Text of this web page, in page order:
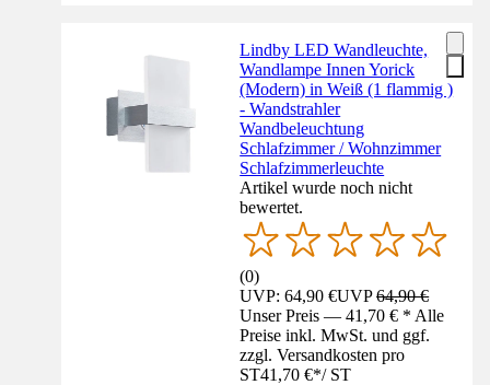
Lindby LED Wandleuchte,
Wandlampe Innen Yorick
(Modern) in Weiß (1 flammig )
- Wandstrahler
Wandbeleuchtung
Schlafzimmer / Wohnzimmer
Schlafzimmerleuchte
Artikel wurde noch nicht
bewertet.
(0)
UVP: 64,90 €UVP64,90 €
Unser Preis — 41,70 € * Alle
Preise inkl. MwSt. und ggf.
zzgl. Versandkosten pro
ST41,70 €*/ ST